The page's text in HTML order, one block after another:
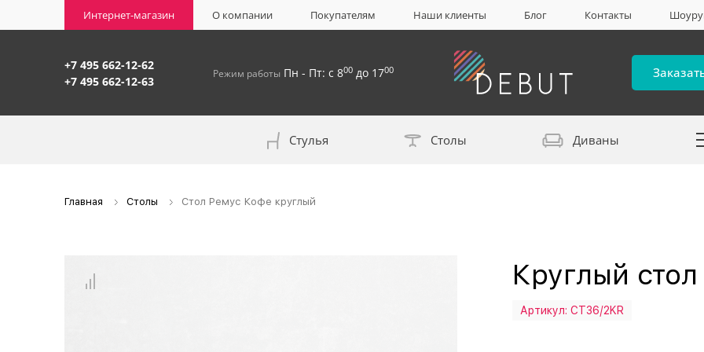
Интернет-магазин О компании Покупателям Наши клиенты Блог Контакты
+7 495 662-12-62
+7 495 662-12-63
Режим работы Пн - Пт: с 800 до 1700
Стулья Столы Диваны
Главная Столы Стол Ремус Кофе круглый
Круглый
Артикул: СТ36/2KR